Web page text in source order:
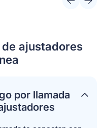
ajustadores
por llamada